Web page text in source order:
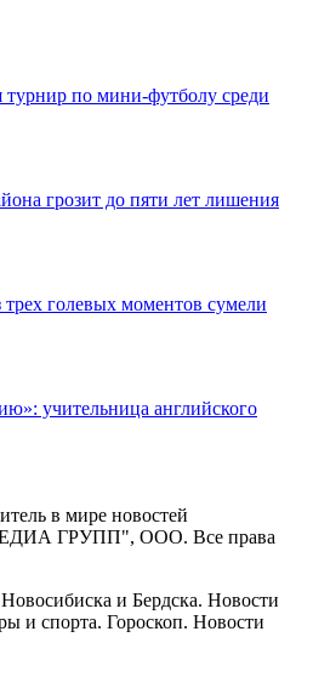
турнир по мини-футболу среди
грозит до пяти лет лишения
голевых моментов сумели
учительница английского
в мире новостей
ГРУПП", ООО. Все права
и Бердска. Новости
и спорта. Гороскоп. Новости